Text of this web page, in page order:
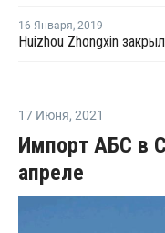
16 Января, 2019
Huizhou Zhongxin
17 Июня, 2021
Импорт АБС в
апреле